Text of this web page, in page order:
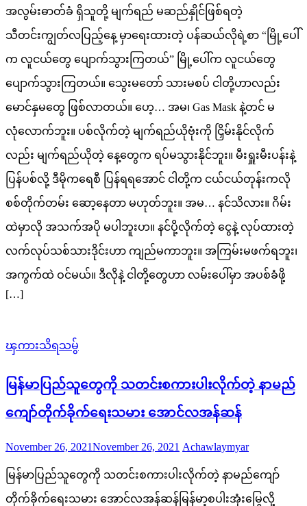
အလွမ်းဓာတ်ခံ ရှိသူတို့ မျက်ရည် မဆည်နှိုင်ဖြစ်ရတဲ့
သီတင်းကျွတ်လပြည့်နေ့ မှာရေးထားတဲ့ ပန်ဆယ်လိုရဲ့စာ “မြို့ပေါ်
က လူငယ်တွေ ပျောက်သွားကြတယ်” မြို့ပေါ်က လူငယ်တွေ
ပျောက်သွားကြတယ်။ သွေးမတော် သားမစပ် ငါတို့ဟာလည်း
မောင်နှမတွေ ဖြစ်လာတယ်။ ဟေ့… အမ၊ Gas Mask နဲ့တင် မ
လုံလောက်ဘူး။ ပစ်လိုက်တဲ့ မျက်ရည်ယိုဗုံးကို ငြှိမ်းနိုင်လိုက်
လည်း မျက်ရည်ယိုတဲ့ နေ့တွေက ရပ်မသွားနိုင်ဘူး။ မီးရှူးမီးပန်းနဲ့
ပြန်ပစ်လို့ ဒီမိုကရေစီ ပြန်ရရအောင် ငါတို့က ငယ်ငယ်တုန်းကလို
စစ်တိုက်တမ်း ဆော့နေတာ မဟုတ်ဘူး။ အမ… နင်သိလား။ ဂိမ်း
ထဲမှာလို အသက်အပို မပါဘူးဟ။ နင်ပို့လိုက်တဲ့ ငွေနဲ့ လုပ်ထားတဲ့
လက်လုပ်သစ်သားဒိုင်းဟာ ကျည်မကာဘူး။ အကြမ်းမဖက်ရဘူး၊
အကွက်ထဲ ဝင်မယ်။ ဒီလိုနဲ့ ငါတို့တွေဟာ လမ်းပေါ်မှာ အပစ်ခံဖို့
[…]
ၾကားသိရသမွ်
မြန်မာပြည်သူတွေကို သတင်းစကားပါးလိုက်တဲ့ နာမည်
ကျော်တိုက်ခိုက်ရေးသမား အောင်လအန်ဆန်
Posted
November 26, 2021November 26, 2021 Author
Achawlaymyar
မြန်မာပြည်သူတွေကို သတင်းစကားပါးလိုက်တဲ့ နာမည်ကျော်
တိုက်ခိုက်ရေးသမား အောင်လအန်ဆန်မြန်မာ့စပါးအုံးမြွေလို့